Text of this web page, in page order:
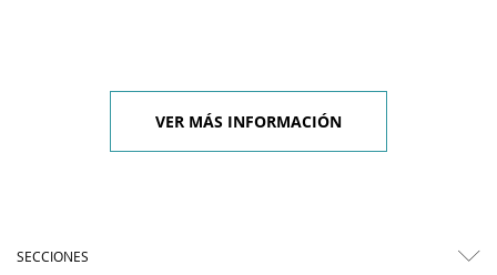
VER MÁS INFORMACIÓN
SECCIONES